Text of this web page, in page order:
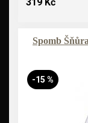
Spomb
-15 %